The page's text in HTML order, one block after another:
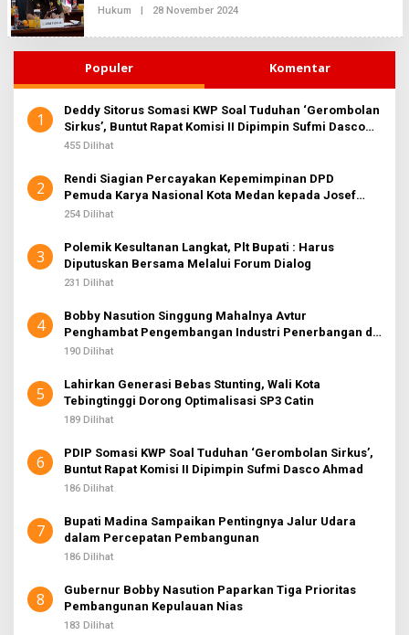
Hukum | 28 November 2024Oleh
Populer Komentar
1
Deddy Sitorus Somasi KWP Soal Tuduhan ‘Gerombolan
Sirkus’, Buntut Rapat Komisi II Dipimpin Sufmi Dasco
Ahmad
455 Dilihat
2
Rendi Siagian Percayakan Kepemimpinan DPD
Pemuda Karya Nasional Kota Medan kepada Josef
Sembiring
254 Dilihat
3
Polemik Kesultanan Langkat, Plt Bupati : Harus
Diputuskan Bersama Melalui Forum Dialog
231 Dilihat
4
Bobby Nasution Singgung Mahalnya Avtur
Penghambat Pengembangan Industri Penerbangan di
Sumut
190 Dilihat
5
Lahirkan Generasi Bebas Stunting, Wali Kota
Tebingtinggi Dorong Optimalisasi SP3 Catin
189 Dilihat
6
PDIP Somasi KWP Soal Tuduhan ‘Gerombolan Sirkus’,
Buntut Rapat Komisi II Dipimpin Sufmi Dasco Ahmad
186 Dilihat
7
Bupati Madina Sampaikan Pentingnya Jalur Udara
dalam Percepatan Pembangunan
186 Dilihat
8
Gubernur Bobby Nasution Paparkan Tiga Prioritas
Pembangunan Kepulauan Nias
183 Dilihat